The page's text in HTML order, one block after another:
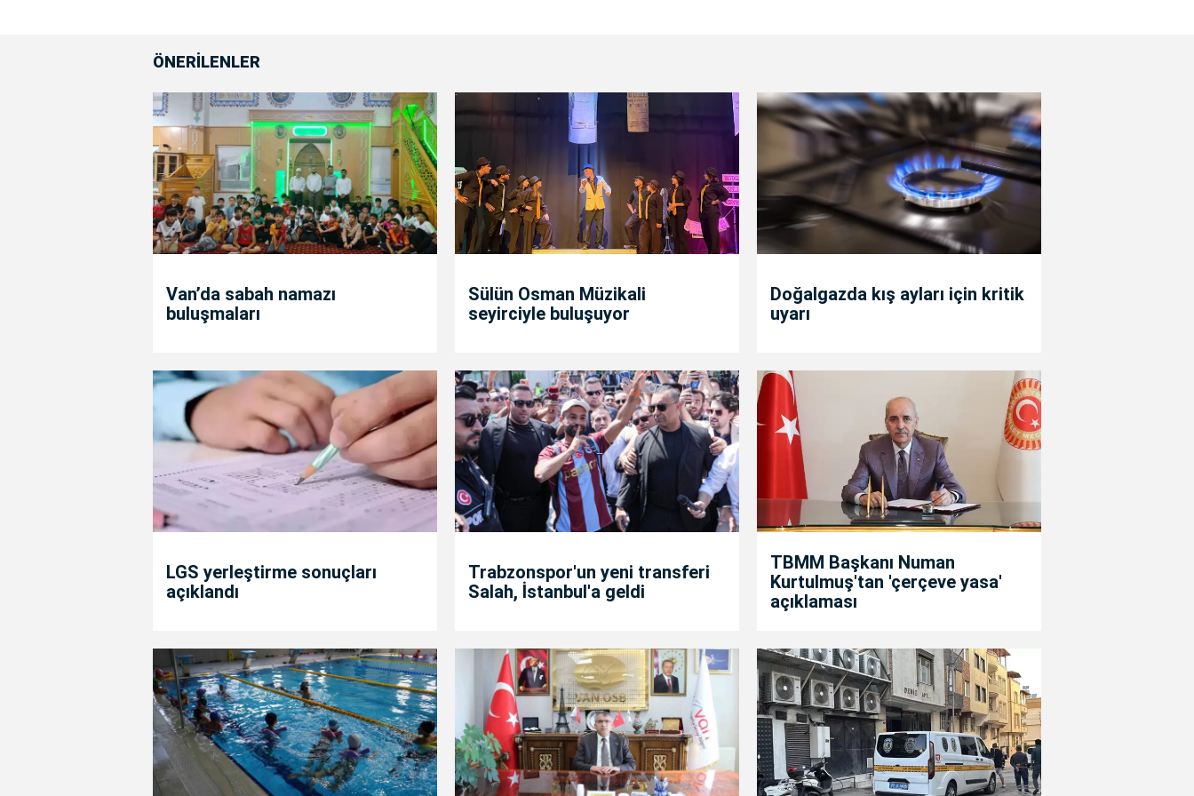
ÖNERİLENLER
Van’da sabah namazı
buluşmaları
Sülün Osman Müzikali
seyirciyle buluşuyor
Doğalgazda kış ayları için kritik
uyarı
LGS yerleştirme sonuçları
açıklandı
Trabzonspor'un yeni transferi
Salah, İstanbul'a geldi
TBMM Başkanı Numan
Kurtulmuş'tan 'çerçeve yasa'
açıklaması